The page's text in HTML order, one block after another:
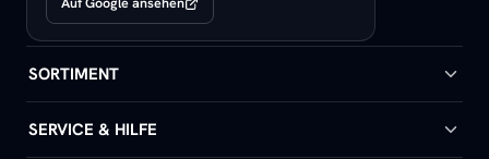
SORTIMENT
Badheizkörper
SERVICE & HILFE